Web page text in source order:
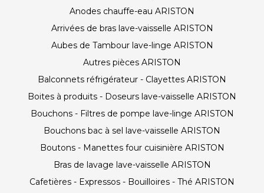
Anodes chauffe-eau ARISTON
Arrivées de bras lave-vaisselle ARISTON
Aubes de Tambour lave-linge ARISTON
Autres pièces ARISTON
Balconnets réfrigérateur - Clayettes ARISTON
Boites à produits - Doseurs lave-vaisselle ARISTON
Bouchons - Filtres de pompe lave-linge ARISTON
Bouchons bac à sel lave-vaisselle ARISTON
Boutons - Manettes four cuisinière ARISTON
Bras de lavage lave-vaisselle ARISTON
Cafetières - Expressos - Bouilloires - Thé ARISTON